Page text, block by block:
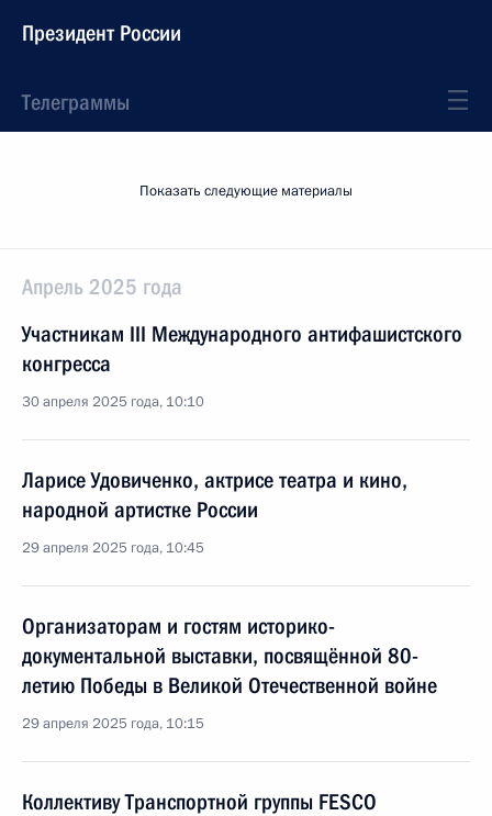
Президент России
Телеграммы
Показать следующие материалы
Апрель 2025 года
Участникам III Международного антифашистского
конгресса
30 апреля 2025 года, 10:10
Ларисе Удовиченко, актрисе театра и кино,
народной артистке России
29 апреля 2025 года, 10:45
Организаторам и гостям историко-
документальной выставки, посвящённой 80-
летию Победы в Великой Отечественной войне
29 апреля 2025 года, 10:15
Коллективу Транспортной группы FESCO